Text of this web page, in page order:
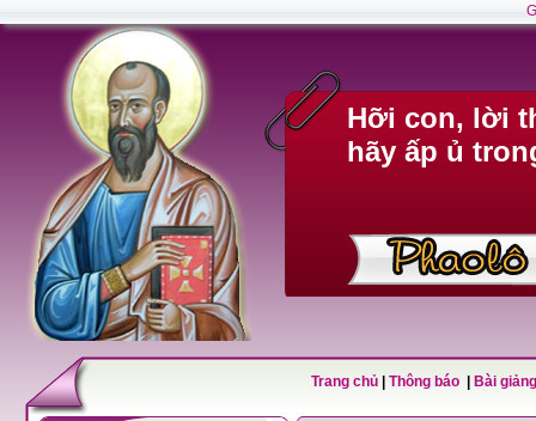
Hỡi con, lời
hãy ấp ủ
Trang chủ Thông báo Bài